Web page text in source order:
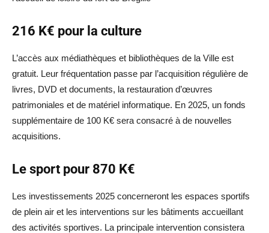
216 K€ pour la culture
L’accès aux médiathèques et bibliothèques de la Ville est
gratuit. Leur fréquentation passe par l’acquisition régulière de
livres, DVD et documents, la restauration d’œuvres
patrimoniales et de matériel informatique. En 2025, un fonds
supplémentaire de 100 K€ sera consacré à de nouvelles
acquisitions.
Le sport pour 870 K€
Les investissements 2025 concerneront les espaces sportifs
de plein air et les interventions sur les bâtiments accueillant
des activités sportives. La principale intervention consistera